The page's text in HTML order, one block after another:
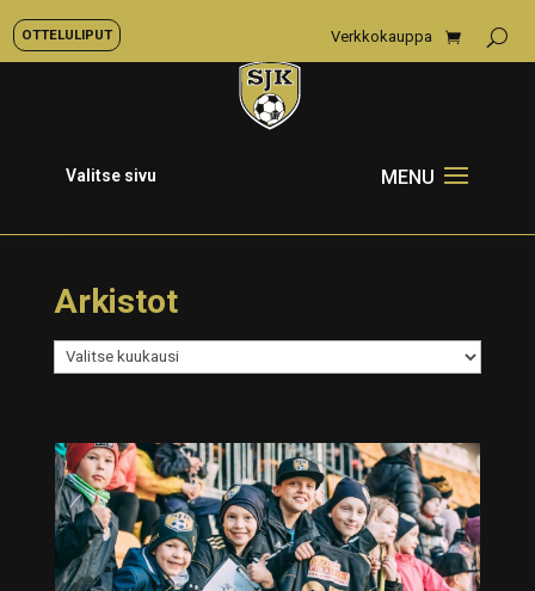
OTTELULIPUT Verkkokauppa
Valitse sivu
Arkistot
Arkistot